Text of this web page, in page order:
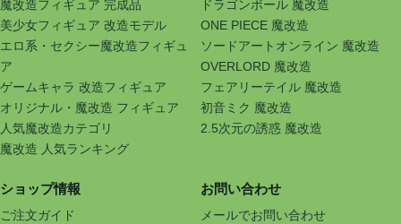
魔改造フィギュア 完成品
美少女フィギュア 改造モデル
エロ系・セクシー魔改造フィギュ
ア
ゲームキャラ 改造フィギュア
オリジナル・魔改造 フィギュア
人気魔改造カテゴリ
魔改造 人気ランキング
ドラゴンボール 魔改造
ONE PIECE 魔改造
ソードアートオンライン 魔改造
OVERLORD 魔改造
フェアリーテイル 魔改造
初音ミク 魔改造
2.5次元の誘惑 魔改造
ショップ情報
ご注文ガイド
お問い合わせ
メールでお問い合わせ